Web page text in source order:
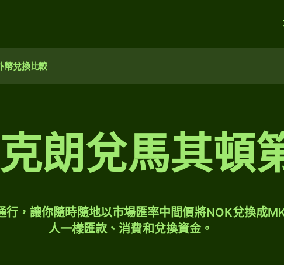
幣兌換比較
朗兌馬其頓
行，讓你隨時隨地以市場匯率中間價將NOK兌換成
人一樣匯款、消費和兌換資金。